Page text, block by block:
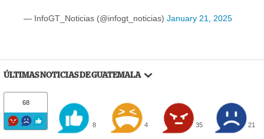
— InfoGT_Noticias (@infogt_noticias) January 21, 2025
ÚLTIMAS NOTICIAS DE GUATEMALA
68
8 4 35 21